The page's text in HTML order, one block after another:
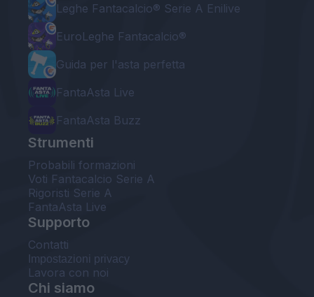
Leghe Fantacalcio® Serie A Enilive
EuroLeghe Fantacalcio®
Guida per l'asta perfetta
FantaAsta Live
FantaAsta Buzz
Strumenti
Probabili formazioni
Voti Fantacalcio Serie A
Rigoristi Serie A
FantaAsta Live
Supporto
Contatti
Impostazioni privacy
Lavora con noi
Chi siamo